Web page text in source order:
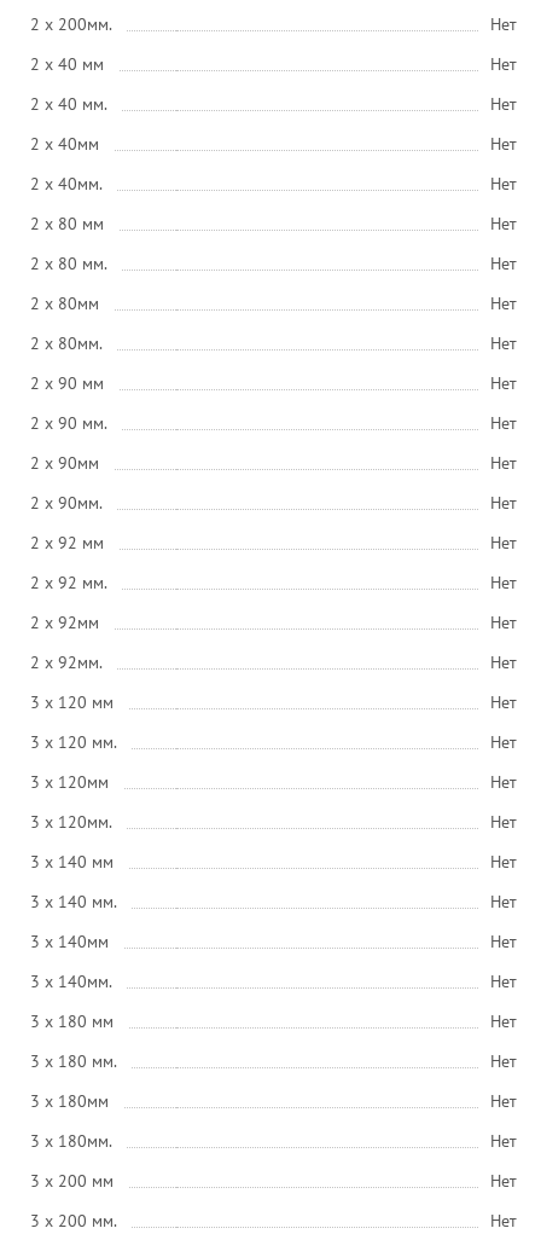
2 x 200мм.
Нет
2 x 40 мм
Нет
2 x 40 мм.
Нет
2 x 40мм
Нет
2 x 40мм.
Нет
2 x 80 мм
Нет
2 x 80 мм.
Нет
2 x 80мм
Нет
2 x 80мм.
Нет
2 x 90 мм
Нет
2 x 90 мм.
Нет
2 x 90мм
Нет
2 x 90мм.
Нет
2 x 92 мм
Нет
2 x 92 мм.
Нет
2 x 92мм
Нет
2 x 92мм.
Нет
3 x 120 мм
Нет
3 x 120 мм.
Нет
3 x 120мм
Нет
3 x 120мм.
Нет
3 x 140 мм
Нет
3 x 140 мм.
Нет
3 x 140мм
Нет
3 x 140мм.
Нет
3 x 180 мм
Нет
3 x 180 мм.
Нет
3 x 180мм
Нет
3 x 180мм.
Нет
3 x 200 мм
Нет
3 x 200 мм.
Нет